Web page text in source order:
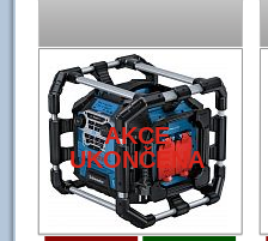
AKCE
UKONČENA